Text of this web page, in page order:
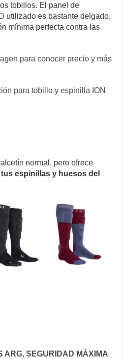
tobillos. El panel de
utilizado es bastante delgado,
mínima perfecta contra las
para conocer precio y más
normal, pero ofrece
espinillas y huesos del
ARG, SEGURIDAD MÁXIMA